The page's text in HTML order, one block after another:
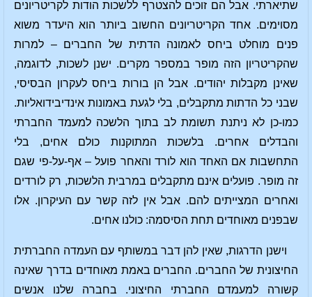
שתיארתי. אבל הם זוכים להצטרף ללשכות הודות לקריטריונים
מסוימים. אחד הקריטריונים החשוב ביותר הוא היעדר משוא
פנים מוחלט ביחס לאמונה הדתית של החברים – למרות
שהקריטריון הזה מופר במספר מקרים. ישנן לשכות, לדוגמה,
שאינן מקבלות יהודים. אבל הן בורות ביחס לעקרון הבסיסי,
שבני כל הדתות מתקבלים, בלי לגעת באמונות אינדיבידואליות.
כמו-כן לא ניתנת תשומת לב בתוך הלשכה למעמד החברתי
והבדלים אחרים. בלשכות המתוקנות כולם אחים, בלי
התחשבות אם האחד הוא לורד והאחר פועל – אף-על-פי שגם
זה מופר. פועלים אינם מתקבלים במרבית הלשכות, רק לורדים
ואחרים המצייתים להם. אבל אין לזה קשר עם העיקרון. אלו
שבפנים מאוחדים תחת הסיסמה: כולנו אחים.
וישנן הדרגות, שאין להן דבר במשותף עם העמדה החברתית
החיצונית של החברים. החברים באמת מאוחדים בדרך שאינה
קשורה למעמדם החברתי החיצוני. בחברה שלנו אנשים